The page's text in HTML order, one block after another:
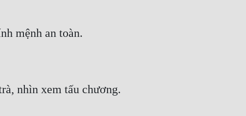
mệnh an toàn.
nhìn xem tấu chương.